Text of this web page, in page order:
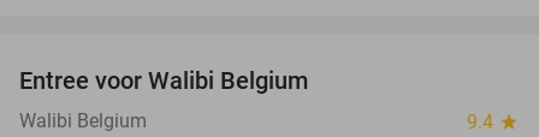
Entree voor Walibi Belgium
Walibi Belgium 9.4 star